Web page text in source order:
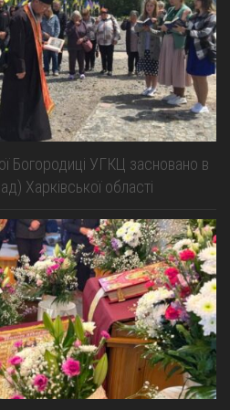
Богородиці УГКЦ засновано в
Харківської області